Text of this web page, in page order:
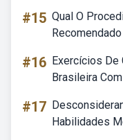
#15 Qual O
#16 Exercícios De
Brasileira
#17
Habilidades